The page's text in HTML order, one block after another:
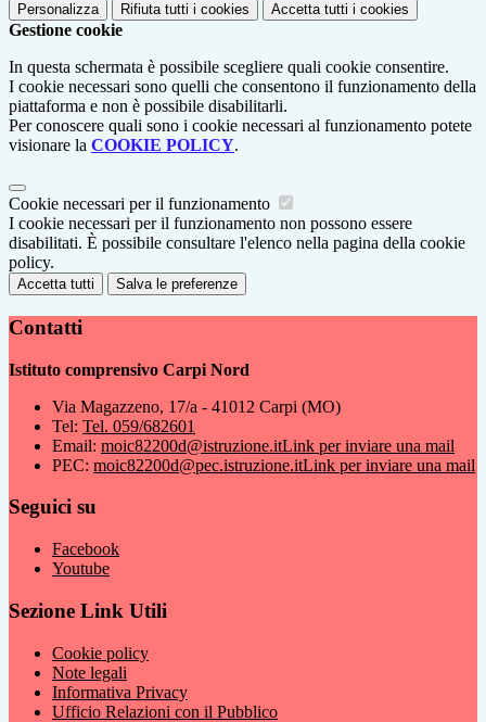
Personalizza Rifiuta tutti i cookies Accetta tutti i cookies
Gestione cookie
In questa schermata è possibile scegliere quali cookie consentire.
I cookie necessari sono quelli che consentono il funzionamento della
piattaforma e non è possibile disabilitarli.
Per conoscere quali sono i cookie necessari al funzionamento potete
visionare la COOKIE POLICY.
Cookie necessari per il funzionamento
I cookie necessari per il funzionamento non possono essere
disabilitati. È possibile consultare l'elenco nella pagina della cookie
policy.
Accetta tutti Salva le preferenze
Contatti
Istituto comprensivo Carpi Nord
Via Magazzeno, 17/a - 41012 Carpi (MO)
Tel: Tel. 059/682601
Email: moic82200d@istruzione.itLink per inviare una mail
PEC: moic82200d@pec.istruzione.itLink per inviare una mail
Seguici su
Facebook
Youtube
Sezione Link Utili
Cookie policy
Note legali
Informativa Privacy
Ufficio Relazioni con il Pubblico